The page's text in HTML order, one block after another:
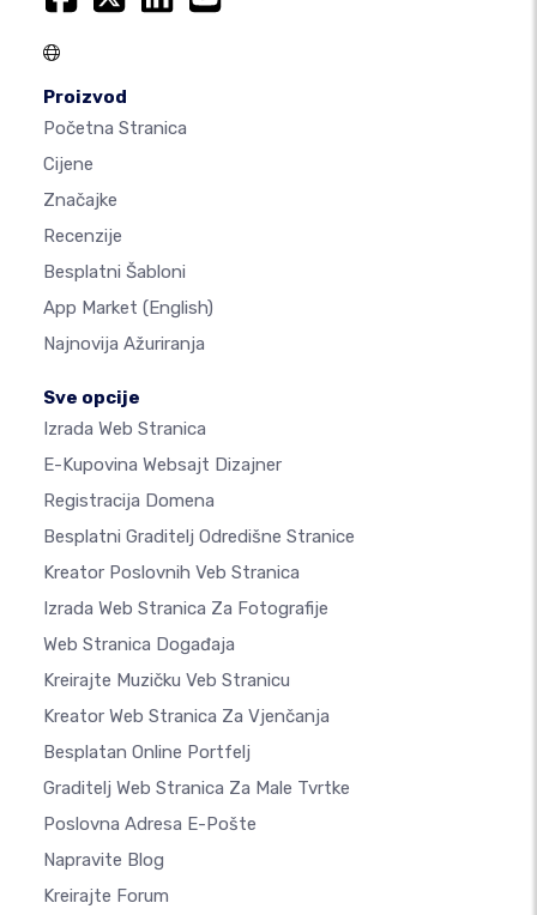
Proizvod
Početna Stranica
Cijene
Značajke
Recenzije
Besplatni Šabloni
App Market (English)
Najnovija Ažuriranja
Sve opcije
Izrada Web Stranica
E-Kupovina Websajt Dizajner
Registracija Domena
Besplatni Graditelj Odredišne Stranice
Kreator Poslovnih Veb Stranica
Izrada Web Stranica Za Fotografije
Web Stranica Događaja
Kreirajte Muzičku Veb Stranicu
Kreator Web Stranica Za Vjenčanja
Besplatan Online Portfelj
Graditelj Web Stranica Za Male Tvrtke
Poslovna Adresa E-Pošte
Napravite Blog
Kreirajte Forum